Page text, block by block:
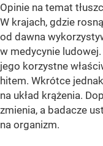
Opinie na temat
W krajach, gdzie
od dawna
w medycynie
jego korzystne
hitem. Wkrótce
na układ krążenia.
zmienia, a badacze
na organizm.